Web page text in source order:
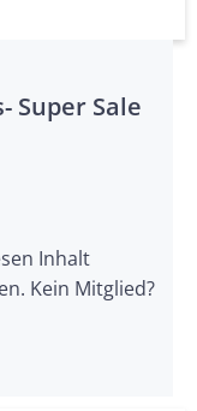
Super Sale
Inhalt
Kein Mitglied?